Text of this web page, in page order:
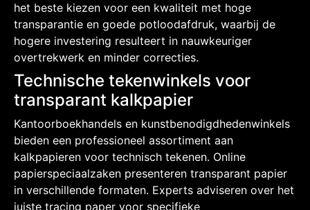
het beste kiezen voor een kwaliteit met hoge
transparantie en goede potloodafdruk, waarbij de
hogere investering resulteert in nauwkeuriger
overtrekwerk en minder correcties.
Technische tekenwinkels voor
transparant kalkpapier
Kantoorboekhandels en kunstbenodigdhedenwinkels
bieden een professioneel assortiment aan
kalkpapieren voor technisch tekenen. Online
papierspeciaalzaken presenteren transparant papier
in verschillende formaten. Experts adviseren over het
juiste tracing paper voor specifieke